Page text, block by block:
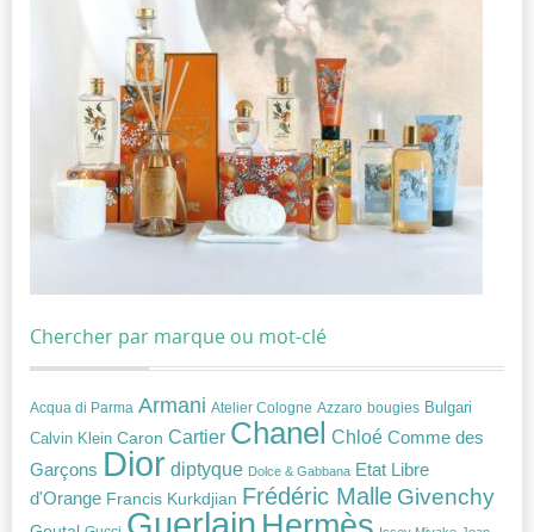
Chercher par marque ou mot-clé
Acqua di Parma Armani Atelier Cologne Azzaro bougies Bulgari
Calvin Klein Caron Cartier Chanel Chloé Comme des
Garçons Dior diptyque Dolce & Gabbana Etat Libre
d'Orange Francis Kurkdjian Frédéric Malle Givenchy